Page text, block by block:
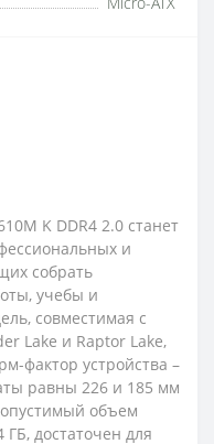
K DDR4 2.0 станет
и
собрать
учебы и
совместимая с
Lake и Raptor Lake,
фактор устройства –
равны 226 и 185 мм
объем
достаточен для